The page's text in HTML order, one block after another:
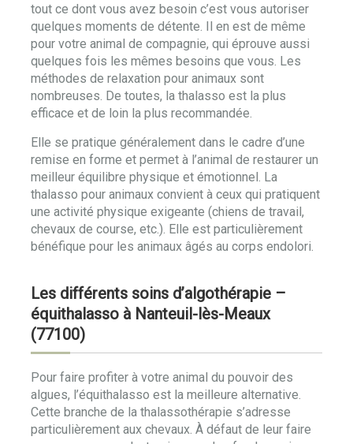
tout ce dont vous avez besoin c’est vous autoriser
quelques moments de détente. Il en est de même
pour votre animal de compagnie, qui éprouve aussi
quelques fois les mêmes besoins que vous. Les
méthodes de relaxation pour animaux sont
nombreuses. De toutes, la thalasso est la plus
efficace et de loin la plus recommandée.
Elle se pratique généralement dans le cadre d’une
remise en forme et permet à l’animal de restaurer un
meilleur équilibre physique et émotionnel. La
thalasso pour animaux convient à ceux qui pratiquent
une activité physique exigeante (chiens de travail,
chevaux de course, etc.). Elle est particulièrement
bénéfique pour les animaux âgés au corps endolori.
Les différents soins d’algothérapie –
équithalasso à Nanteuil-lès-Meaux
(77100)
Pour faire profiter à votre animal du pouvoir des
algues, l’équithalasso est la meilleure alternative.
Cette branche de la thalassothérapie s’adresse
particulièrement aux chevaux. À défaut de leur faire